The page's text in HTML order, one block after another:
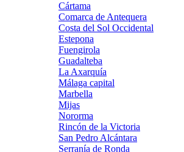
Cártama
Comarca de Antequera
Costa del Sol Occidental
Estepona
Fuengirola
Guadalteba
La Axarquía
Málaga capital
Marbella
Mijas
Nororma
Rincón de la Victoria
San Pedro Alcántara
Serranía de Ronda